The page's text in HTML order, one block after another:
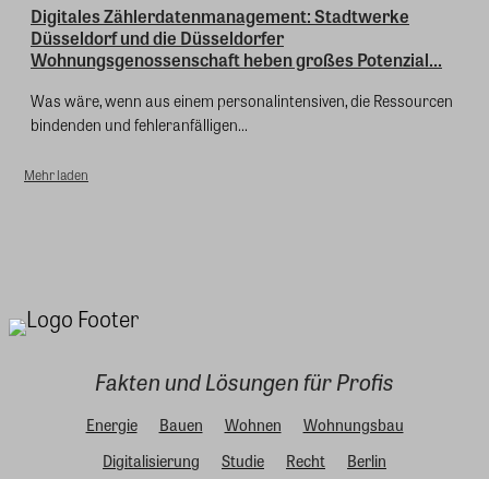
Digitales Zählerdatenmanagement: Stadtwerke
Düsseldorf und die Düsseldorfer
Wohnungsgenossenschaft heben großes Potenzial...
Was wäre, wenn aus einem personalintensiven, die Ressourcen
bindenden und fehleranfälligen...
Mehr laden
Fakten und Lösungen für Profis
Energie Bauen Wohnen
Wohnungsbau
Digitalisierung
Studie Recht
Berlin